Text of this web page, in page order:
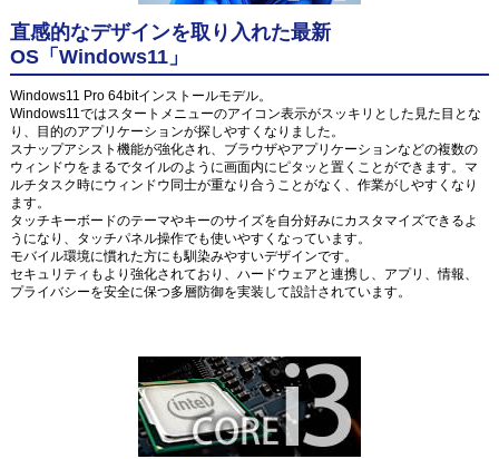
直感的なデザインを取り入れた最新
OS「Windows11」
Windows11 Pro 64bitインストールモデル。
Windows11ではスタートメニューのアイコン表示がスッキリとした見た目とな
り、目的のアプリケーションが探しやすくなりました。
スナップアシスト機能が強化され、ブラウザやアプリケーションなどの複数の
ウィンドウをまるでタイルのように画面内にピタッと置くことができます。マ
ルチタスク時にウィンドウ同士が重なり合うことがなく、作業がしやすくなり
ます。
タッチキーボードのテーマやキーのサイズを自分好みにカスタマイズできるよ
うになり、タッチパネル操作でも使いやすくなっています。
モバイル環境に慣れた方にも馴染みやすいデザインです。
セキュリティもより強化されており、ハードウェアと連携し、アプリ、情報、
プライバシーを安全に保つ多層防御を実装して設計されています。